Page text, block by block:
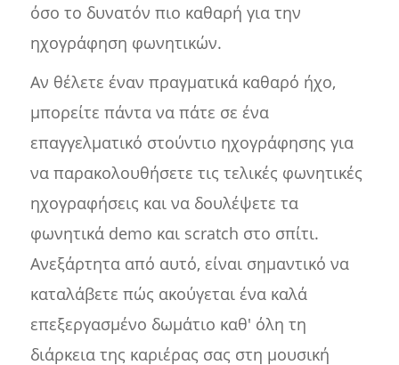
όσο το δυνατόν πιο καθαρή για την
ηχογράφηση φωνητικών.
Αν θέλετε έναν πραγματικά καθαρό ήχο,
μπορείτε πάντα να πάτε σε ένα
επαγγελματικό στούντιο ηχογράφησης για
να παρακολουθήσετε τις τελικές φωνητικές
ηχογραφήσεις και να δουλέψετε τα
φωνητικά demo και scratch στο σπίτι.
Ανεξάρτητα από αυτό, είναι σημαντικό να
καταλάβετε πώς ακούγεται ένα καλά
επεξεργασμένο δωμάτιο καθ' όλη τη
διάρκεια της καριέρας σας στη μουσική